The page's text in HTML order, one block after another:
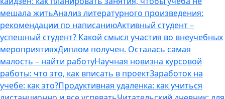
мешала житьАнализ литературного произведения:
рекомендации по написаниюАктивный студент –
успешный студент? Какой смысл участия во внеучебных
мероприятияхДиплом получен. Осталась самая
малость – найти работуНаучная новизна курсовой
работы: что это, как вписать в проектЗаработок на
учебе: как это?Продуктивная удаленка: как учиться